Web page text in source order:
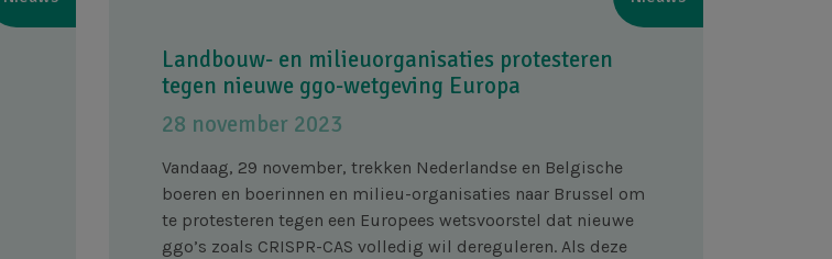
Landbouw- en milieuorganisaties protesteren
tegen nieuwe ggo-wetgeving Europa
28 november 2023
Vandaag, 29 november, trekken Nederlandse en Belgische
boeren en boerinnen en milieu-organisaties naar Brussel om
te protesteren tegen een Europees wetsvoorstel dat nieuwe
ggo’s zoals CRISPR-CAS volledig wil dereguleren. Als deze